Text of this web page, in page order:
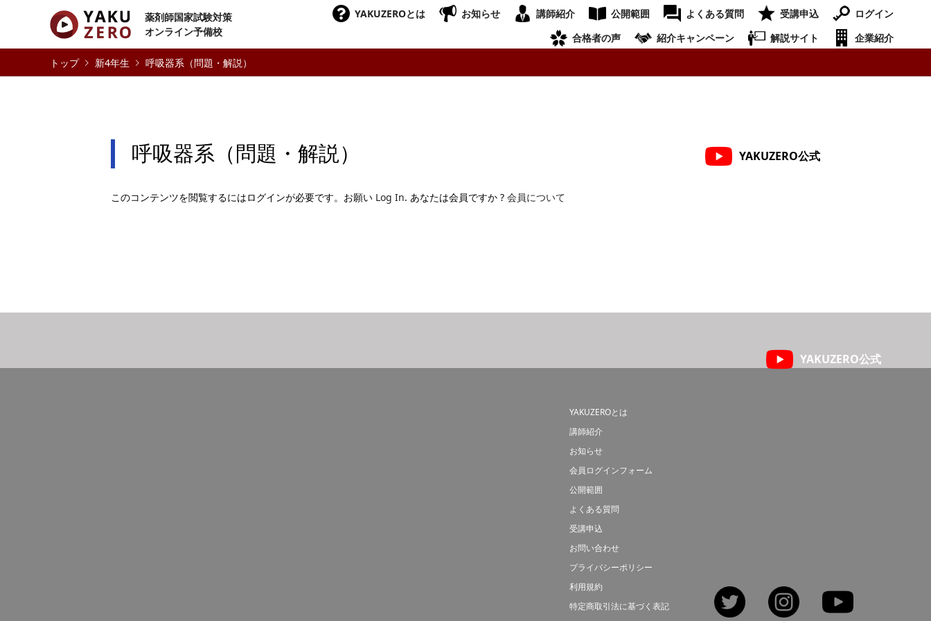
薬剤師国家試験対策
オンライン予備校
YAKUZEROとは お知らせ 講師紹介 公開範囲 よくある質問 受講申込
ログイン
合格者の声
紹介キャンペーン 解説サイト
企業紹介
新4年生
呼吸器系（問題・解説）
呼吸器系（問題・解説） YAKUZERO公式
このコンテンツを閲覧するにはログインが必要です。お願い Log In. あなたは会員ですか ? 会員について
YAKUZERO公式
YAKUZEROとは
講師紹介
お知らせ
会員ログインフォーム
公開範囲
よくある質問
受講申込
お問い合わせ
プライバシーポリシー
利用規約
特定商取引法に基づく表記
Twitter Instagram